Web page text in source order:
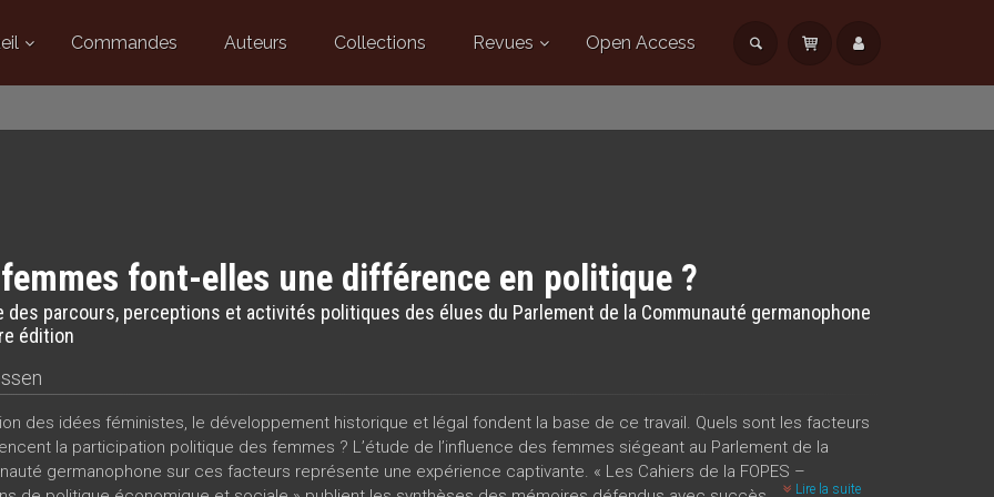
Commandes Auteurs Collections Revues Open Access
font-elles une différence en politique ?
des parcours, perceptions et activités politiques des élues du Parlement de la Communauté germanophone
édition
des idées féministes, le développement historique et légal fondent la base de ce travail. Quels sont les facteurs
la participation politique des femmes ? L’étude de l’influence des femmes siégeant au Parlement de la
germanophone sur ces facteurs représente une expérience captivante. « Les Cahiers de la FOPES –
Lire la suite